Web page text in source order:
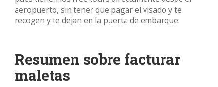
aeropuerto, sin tener que pagar el visado y te
recogen y te dejan en la puerta de embarque.
Resumen sobre facturar
maletas